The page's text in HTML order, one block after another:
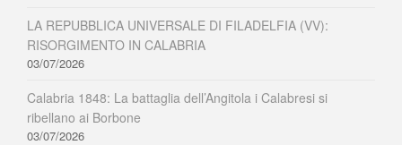
LA REPUBBLICA UNIVERSALE DI FILADELFIA (VV):
RISORGIMENTO IN CALABRIA
03/07/2026
Calabria 1848: La battaglia dell’Angitola i Calabresi si
ribellano ai Borbone
03/07/2026